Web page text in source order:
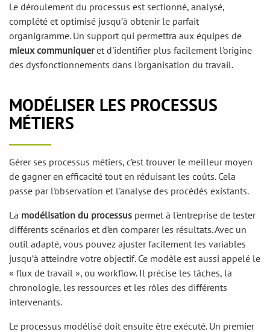
Le déroulement du processus est sectionné, analysé,
complété et optimisé jusqu’à obtenir le parfait
organigramme. Un support qui permettra aux équipes de
mieux communiqueret d'identifier plus facilement l'origine
des dysfonctionnements dans l'organisation du travail.
MODÉLISER LES PROCESSUS
MÉTIERS
Gérer ses processus métiers, c’est trouver le meilleur moyen
de gagner en efficacité tout en réduisant les coûts. Cela
passe par l'observation et l'analyse des procédés existants.
La modélisation du processus permet à l'entreprise de tester
différents scénarios et d’en comparer les résultats. Avec un
outil adapté, vous pouvez ajuster facilement les variables
jusqu’à atteindre votre objectif. Ce modèle est aussi appelé le
« flux de travail », ou workflow. Il précise les tâches, la
chronologie, les ressources et les rôles des différents
intervenants.
Le processus modélisé doit ensuite être exécuté. Un premier